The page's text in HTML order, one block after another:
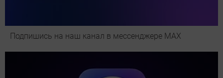
Подпишись на наш канал в мессенджере МАХ